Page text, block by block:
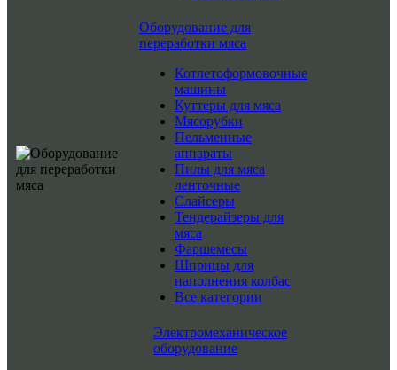
Оборудование для
переработки мяса
Котлетоформовочные
машины
Куттеры для мяса
Мясорубки
Пельменные
аппараты
Пилы для мяса
ленточные
Слайсеры
Тендерайзеры для
мяса
Фаршемесы
Шприцы для
наполнения колбас
Все категории
Электромеханическое
оборудование